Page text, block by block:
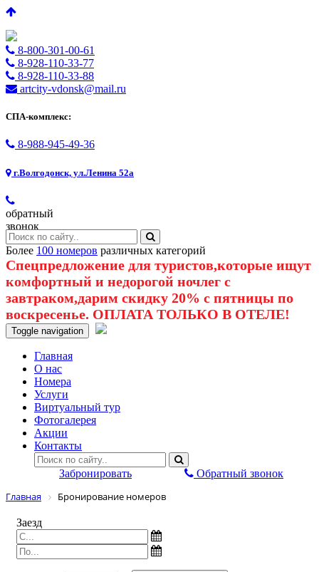
8-800-301-00-61
8-928-110-33-77
8-928-110-33-88
artcity-vdonsk@mail.ru
СПА-комплекс:
8-988-945-49-36
г.Волгодонск, ул.Ленина 52а
обратный
звонок
Более 100 номеров различных категорий
Спецпредложение для туристов,которые ищут
комфортный и недорогой ночлег с
завтраком,дарим скидку 20% с пятницы по
воскресенье. ОПЛАТА ТОЛЬКО В ОТЕЛЕ!
Toggle navigation
Главная
O нас
Номера
Услуги
Виртуальный тур
Фотогалерея
Акции
Контакты
Забронировать Обратный звонок
Главная Бронирование номеров
Заезд